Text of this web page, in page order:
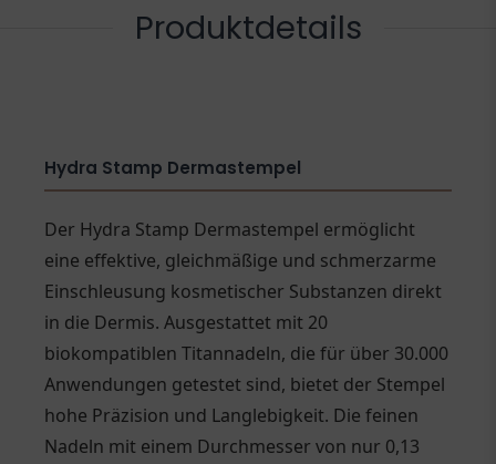
Produktdetails
Hydra Stamp Dermastempel
Der Hydra Stamp Dermastempel ermöglicht
eine effektive, gleichmäßige und schmerzarme
Einschleusung kosmetischer Substanzen direkt
in die Dermis. Ausgestattet mit 20
biokompatiblen Titannadeln, die für über 30.000
Anwendungen getestet sind, bietet der Stempel
hohe Präzision und Langlebigkeit. Die feinen
Nadeln mit einem Durchmesser von nur 0,13